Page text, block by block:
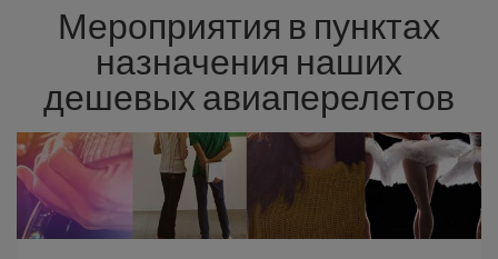
Мероприятия в пунктах
назначения наших
дешевых авиаперелетов